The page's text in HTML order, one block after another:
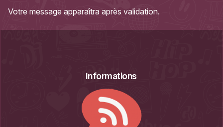
Votre message apparaîtra après validation.
Informations